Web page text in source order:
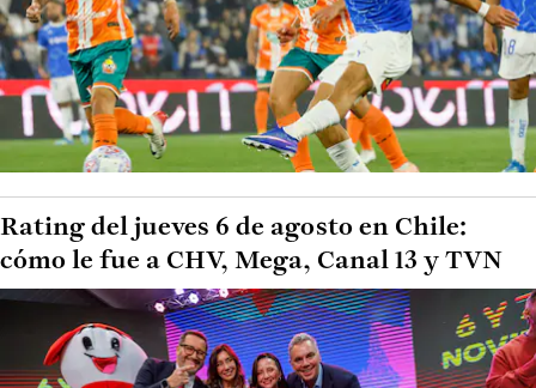
Rating del jueves 6 de agosto en Chile:
cómo le fue a CHV, Mega, Canal 13 y TVN